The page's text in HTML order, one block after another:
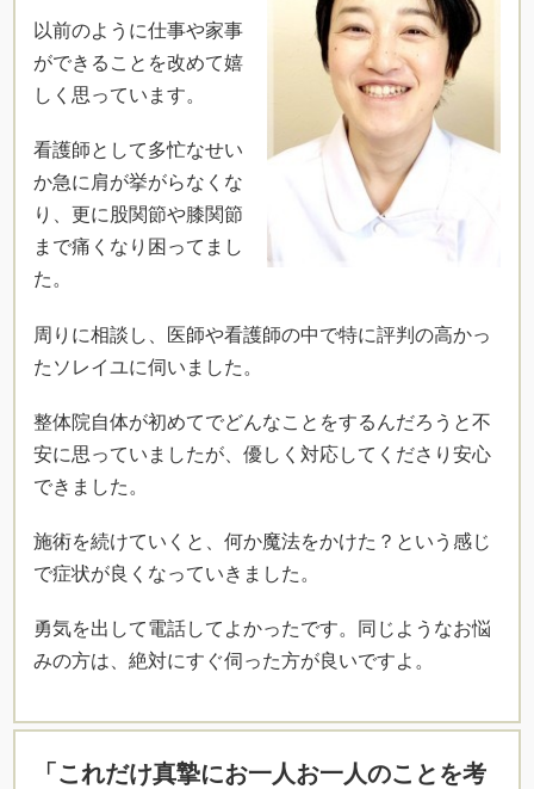
以前のように仕事や家事
ができることを改めて嬉
しく思っています。
看護師として多忙なせい
か急に肩が挙がらなくな
り、更に股関節や膝関節
まで痛くなり困ってまし
た。
周りに相談し、医師や看護師の中で特に評判の高かっ
たソレイユに伺いました。
整体院自体が初めてでどんなことをするんだろうと不
安に思っていましたが、優しく対応してくださり安心
できました。
施術を続けていくと、何か魔法をかけた？という感じ
で症状が良くなっていきました。
勇気を出して電話してよかったです。同じようなお悩
みの方は、絶対にすぐ伺った方が良いですよ。
「これだけ真摯にお一人お一人のことを考